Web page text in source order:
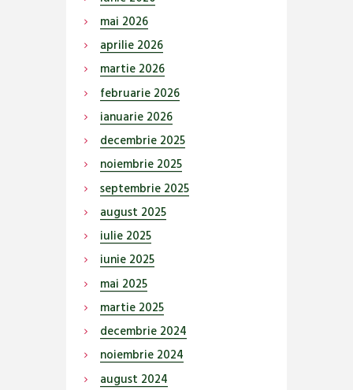
mai 2026
aprilie 2026
martie 2026
februarie 2026
ianuarie 2026
decembrie 2025
noiembrie 2025
septembrie 2025
august 2025
iulie 2025
iunie 2025
mai 2025
martie 2025
decembrie 2024
noiembrie 2024
august 2024